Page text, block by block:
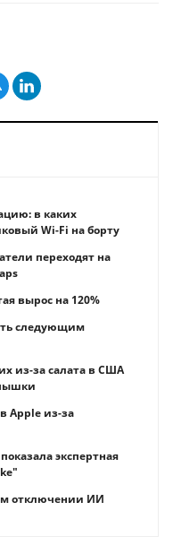
реформу убежища:
фрагментация
в каких
Wi-Fi на борту
переходят на
вырос на 120%
следующим
из-за салата в США
Apple из-за
экспертная
отключении ИИ